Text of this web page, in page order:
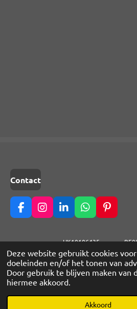
Deze website gebruikt cookies
doeleinden en/of het tonen van
Door gebruik te blijven maken van
hiermee akkoord.
Akkoord
Contact
F
a
e
b
o
o
k
I
n
t
a
g
r
a
m
L
i
k
e
d
I
n
W
h
t
s
A
p
p
P
i
t
e
r
e
s
HK10106435
© 2020 - 2026 of Lilys LittleCloud
Powered byJouwWeb